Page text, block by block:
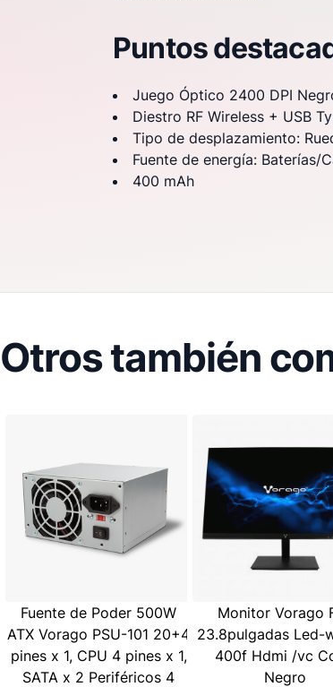
Puntos
Juego Óptico 2400 DPI
Diestro RF Wireless + USB
Tipo de desplazamiento:
Fuente de energía: Baterías/
400 mAh
Otros también
Fuente de Poder 500W
ATX Vorago PSU-101 20+4
pines x 1, CPU 4 pines x 1,
SATA x 2 Periféricos 4
Monitor Vorago
23.8pulgadas Led-
400f Hdmi /vc
Negro